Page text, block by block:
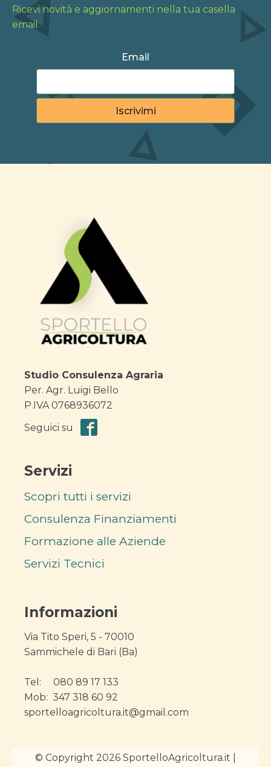
Ricevi novità e aggiornamenti nella tua casella
email
Email
Studio Consulenza Agraria
Per. Agr. Luigi Bello
P.IVA 0768936072
Seguici su
Servizi
Scopri tutti i servizi
Consulenza Finanziamenti
Formazione alle Aziende
Servizi Tecnici
Informazioni
Via Tito Speri, 5 - 70010
Sammichele di Bari (Ba)
Tel: 080 89 17 133
Mob: 347 318 60 92
sportelloagricoltura.it@gmail.com
© Copyright 2026 SportelloAgricoltura.it |